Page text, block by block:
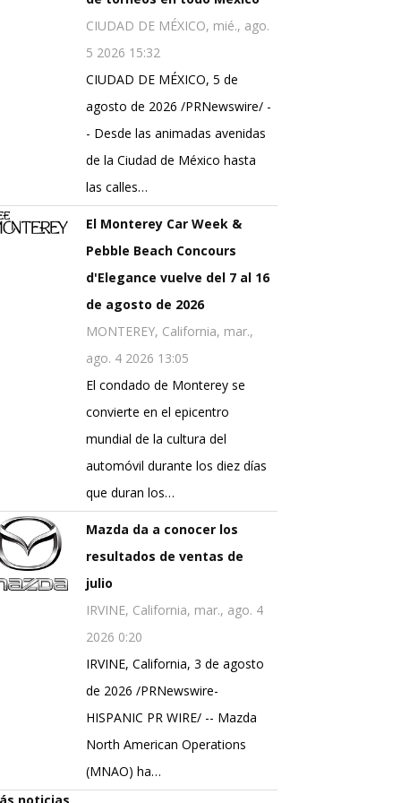
CIUDAD DE MÉXICO, mié., ago.
5 2026 15:32
CIUDAD DE MÉXICO, 5 de
agosto de 2026 /PRNewswire/ -
- Desde las animadas avenidas
de la Ciudad de México hasta
las calles…
El Monterey Car Week &
Pebble Beach Concours
d'Elegance vuelve del 7 al 16
de agosto de 2026
MONTEREY, California, mar.,
ago. 4 2026 13:05
El condado de Monterey se
convierte en el epicentro
mundial de la cultura del
automóvil durante los diez días
que duran los…
Mazda da a conocer los
resultados de ventas de
julio
IRVINE, California, mar., ago. 4
2026 0:20
IRVINE, California, 3 de agosto
de 2026 /PRNewswire-
HISPANIC PR WIRE/ -- Mazda
North American Operations
(MNAO) ha…